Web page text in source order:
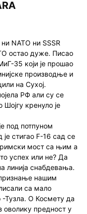
NATO ни SSSR
остао дуже. Писао
35 који је прошао
производње и
на Сухој.
РФ али су се
кренуло је
под потпуном
стигао F-16 сад се
мост са њим а
успех или не? Да
линија снабдевања.
нашим
са мало
-Тузла. О Космету да
оволику предност у